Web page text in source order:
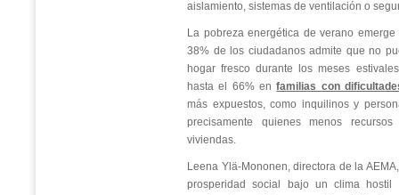
aislamiento, sistemas de ventilación o
La pobreza energética de verano
38% de los ciudadanos admite que no
hogar fresco durante los meses
hasta el 66% enfamilias con
más expuestos, como inquilinos y
precisamente quienes menos
viviendas.
Leena Ylä-Mononen, directora de la
prosperidad social bajo un clima hostil